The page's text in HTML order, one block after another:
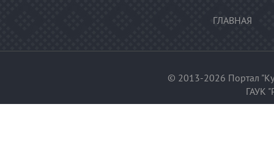
ГЛАВНАЯ
© 2013-2026 Портал
ГАУК